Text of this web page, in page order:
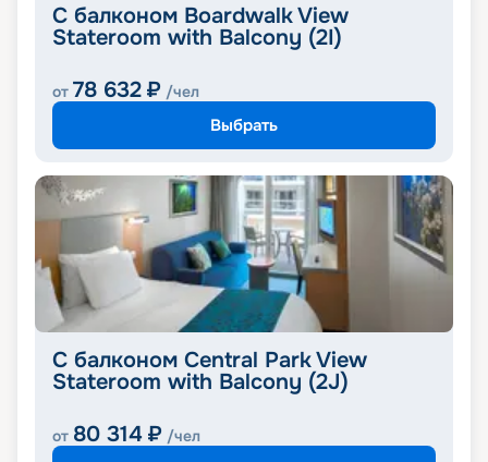
С балконом Boardwalk View
Stateroom with Balcony (2I)
от 78 632 ₽ /чел
Выбрать
С балконом Central Park View
Stateroom with Balcony (2J)
от 80 314 ₽ /чел